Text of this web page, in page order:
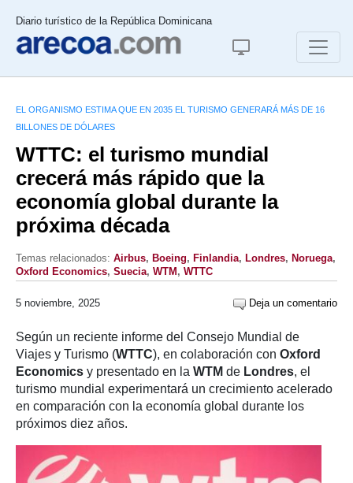
Diario turístico de la República Dominicana
EL ORGANISMO ESTIMA QUE EN 2035 EL TURISMO GENERARÁ MÁS DE 16
BILLONES DE DÓLARES
WTTC: el turismo mundial
crecerá más rápido que la
economía global durante la
próxima década
Temas relacionados: Airbus, Boeing, Finlandia, Londres, Noruega,
Oxford Economics, Suecia, WTM , WTTC
5 noviembre, 2025 Deja un comentario
Según un reciente informe del Consejo Mundial de
Viajes y Turismo (WTTC), en colaboración con Oxford
Economics y presentado en la WTM de Londres, el
turismo mundial experimentará un crecimiento acelerado
en comparación con la economía global durante los
próximos diez años.